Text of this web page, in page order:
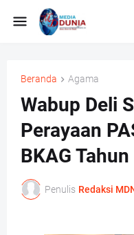
Beranda Agama
Wabup Deli
Perayaan
BKAG
Penulis Redaksi